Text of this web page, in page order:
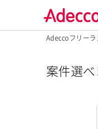
Adeccoフリーラ
案件選